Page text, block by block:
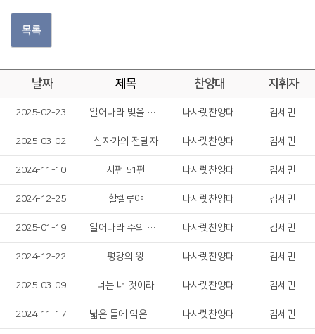
목록
날짜 제목 찬양대 지휘자
2025-02-23 일어나라 빛을 발하라 나사렛찬양대 김세민
2025-03-02 십자가의 전달자 나사렛찬양대 김세민
2024-11-10 시편 51편 나사렛찬양대 김세민
2024-12-25 할렐루야 나사렛찬양대 김세민
2025-01-19 일어나라 주의 백성들 나사렛찬양대 김세민
2024-12-22 평강의 왕 나사렛찬양대 김세민
2025-03-09 너는 내 것이라 나사렛찬양대 김세민
2024-11-17 넓은 들에 익은 곡식 나사렛찬양대 김세민